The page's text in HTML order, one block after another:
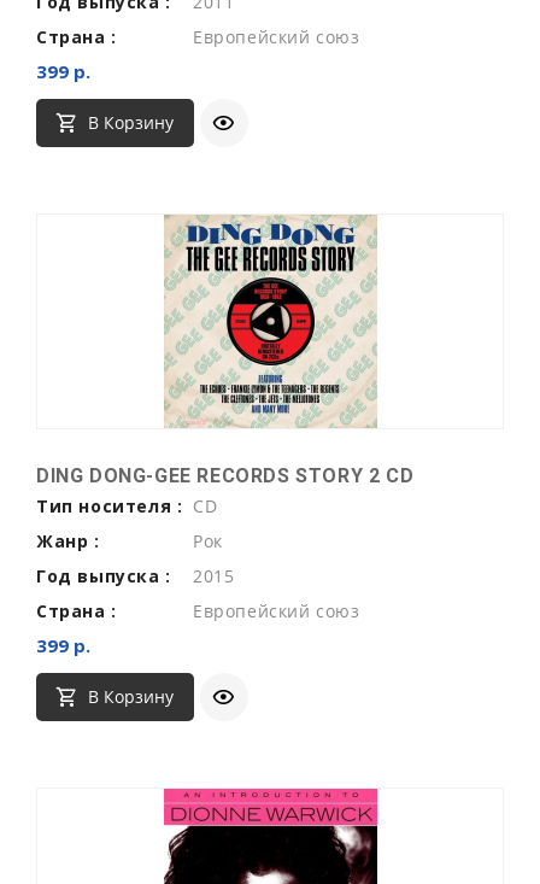
Страна :
Европейский союз
399 р.
В Корзину
DING DONG-GEE RECORDS STORY 2 CD
Тип носителя : CD
Жанр :
Рок
Год выпуска :
2015
Страна :
Европейский союз
399 р.
В Корзину